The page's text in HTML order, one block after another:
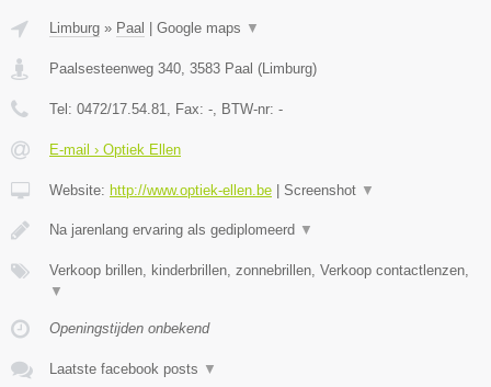
Limburg » Paal | Google maps ▼
Paalsesteenweg 340 3583 Paal (Limburg)
Tel: 0472/17.54.81 , Fax: - , BTW-nr: -
E-mail › Optiek Ellen
Website: http://www.optiek-ellen.be | Screenshot ▼
Na jarenlang ervaring als gediplomeerd ▼
Verkoop brillen, kinderbrillen, zonnebrillen, Verkoop contactlenzen,
▼
Openingstijden onbekend
Laatste facebook posts ▼